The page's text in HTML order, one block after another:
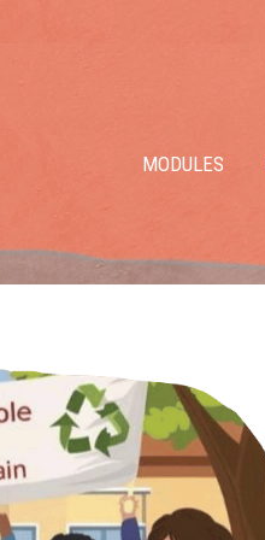
MODULES